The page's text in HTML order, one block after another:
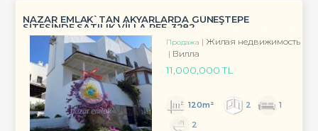
NAZAR EMLAK`TAN AKYARLARDA GÜNEŞTEPE
SİTESİNDE SATILIK VİLLA REF-3282
Продажа
Жилая недвижимость
Вилла
11,000,000 TL
120m² 2
1
2